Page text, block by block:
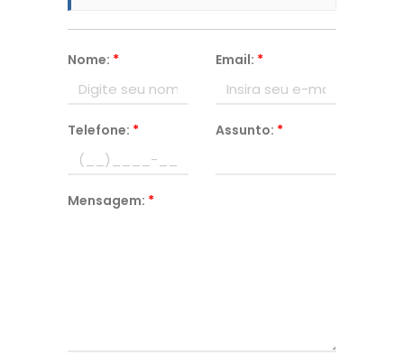
Nome: * Email: *
Telefone: * Assunto: *
Mensagem: *